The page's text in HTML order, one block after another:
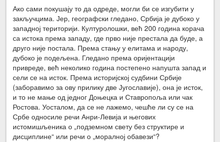
Ако сами покушају то да одреде, могли би се изгубити у
закључцима. Јер, географски гледано, Србија је дубоко у
западној територији. Културолошки, већ 200 година корача
са истока према западу, где прво није престала да буде, а
друго није постала. Према стању у елитама и народу,
дубоко је подељена. Гледано према оријентацији
привреде, већ неколико година постепено напушта запад и
сели се на исток. Према историјској судбини Србије
(заборавимо за ову прилику две Југославије), она је исток,
и то не мање од једног Доњецка и Ставропоља или чак
Ростова. Уосталом, да се не лажемо, чешће ли су се на
Србе односиле речи Анри-Левија и његових
истомишљеника о „подземном свету без структире и
дисциплине“ или речи о „моралној обавези“?